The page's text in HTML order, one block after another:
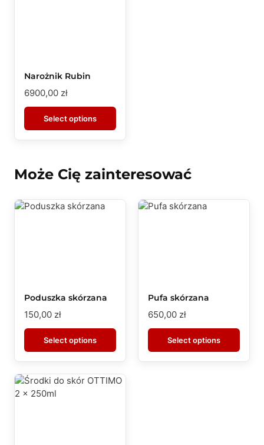
Narożnik Rubin
6900,00 zł
Select options
Może Cię zainteresować
Poduszka skórzana
150,00 zł
Select options
Pufa skórzana
650,00 zł
Select options